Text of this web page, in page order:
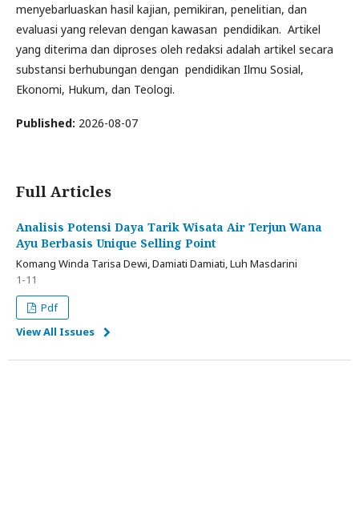
menyebarluaskan hasil kajian, pemikiran, penelitian, dan
evaluasi yang relevan dengan kawasan pendidikan. Artikel
yang diterima dan diproses oleh redaksi adalah artikel secara
substansi berhubungan dengan pendidikan Ilmu Sosial,
Ekonomi, Hukum, dan Teologi.
Published: 2026-08-07
Full Articles
Analisis Potensi Daya Tarik Wisata Air Terjun Wana
Ayu Berbasis Unique Selling Point
Komang Winda Tarisa Dewi, Damiati Damiati, Luh Masdarini
1-11
Pdf
View All Issues